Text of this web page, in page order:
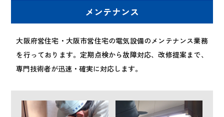
メンテナンス
大阪府営住宅・大阪市営住宅の電気設備のメンテナンス業務
を行っております。定期点検から故障対応、改修提案まで、
専門技術者が迅速・確実に対応します。